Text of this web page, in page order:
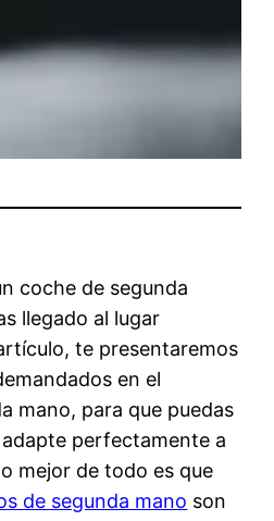
coche de segunda
llegado al lugar
te presentaremos
en el
mano, para que puedas
perfectamente a
mejor de todo es que
de segunda mano son